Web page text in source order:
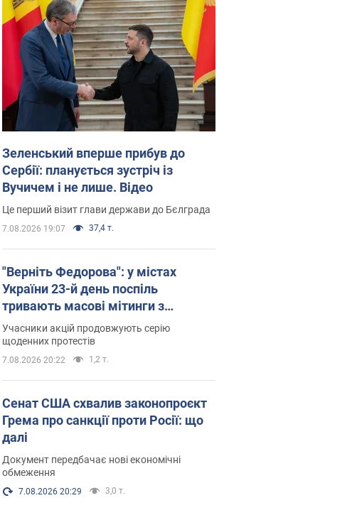
Зеленський вперше прибув до
Сербії: планується зустріч із
Вучичем і не лише. Відео
Це перший візит глави держави до Бєлграда
7.08.2026 19:07 37,4 т.
"Верніть Федорова": у містах
України 23-й день поспіль
тривають масові мітинги з
картонками. Фото і відео
Учасники акцій продовжують серію
щоденних протестів
7.08.2026 20:22 1,2 т.
Сенат США схвалив законопроєкт
Грема про санкції проти Росії: що
далі
Документ передбачає нові економічні
обмеження
7.08.2026 20:29 3,0 т.